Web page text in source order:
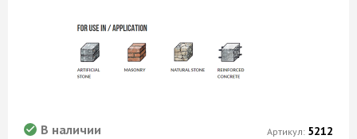
В наличии Артикул: 5212